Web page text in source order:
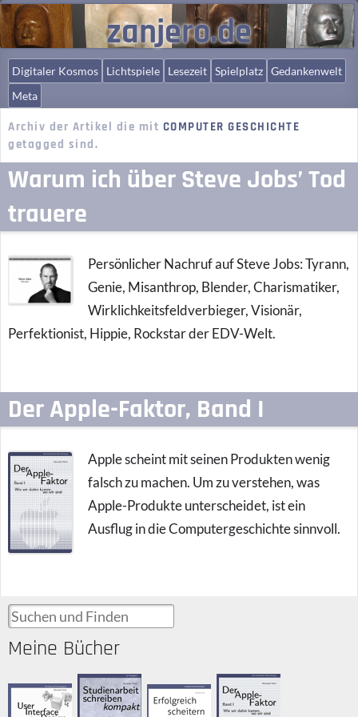
zanjero.de
Digitaler Kosmos Lichtspiele Lesezeit Spielplatz Gedankenwelt
Meta
Archiv der Artikel die mit COMPUTER GESCHICHTE
getagged sind.
Warum ich über Steve Jobs’ Tod
trauere
Persönlicher Nachruf auf Steve Jobs: Tyrann,
Genie, Misanthrop, Blender, Charismatiker,
Wirklichkeitsfeldverbieger, Visionär,
Perfektionist, Hippie, Rockstar der EDV-Welt.
Der Apple-Faktor, Band I
Apple scheint mit seinen Produkten wenig
falsch zu machen. Um zu verstehen, was
Apple-Produkte unterscheidet, ist ein
Ausflug in die Computergeschichte sinnvoll.
Suchen und Finden
Meine Bücher
User Interface
Design
Studienarbeit
schreiben
Erfolgreich
scheitern
Der Apple-
Faktor